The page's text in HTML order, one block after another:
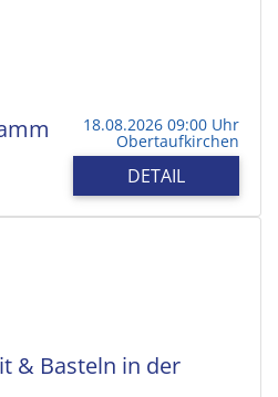
18.08.2026 09:00 Uhr
Obertaufkirchen
DETAIL
& Basteln in der